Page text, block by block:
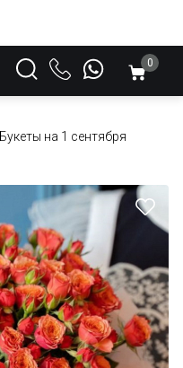
0
Букеты на 1 сентября